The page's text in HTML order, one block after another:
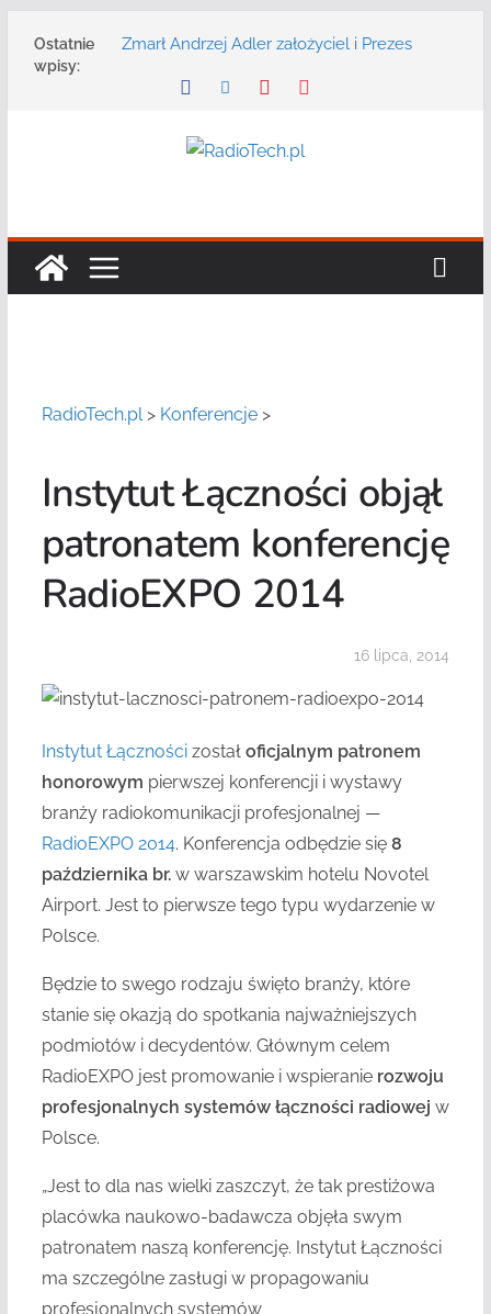
Ostatnie
wpisy:
Zmarł Andrzej Adler założyciel i Prezes
Radmor – największy polski producent
DGT wraz z partnerami zaprasza na
konferencję: „Bezpieczeństwo,
bezpieczeństwa publicznego usługę
RadioTech.pl> Konferencje>
Instytut Łączności objął
patronatem konferencję
RadioEXPO 2014
16 lipca, 2014
Instytut Łącznościzostał oficjalnym patronem
honorowym pierwszej konferencji i wystawy
branży radiokomunikacji profesjonalnej —
RadioEXPO 2014. Konferencja odbędzie się8
października br.w warszawskim hotelu Novotel
Airport. Jest to pierwsze tego typu wydarzenie w
Polsce.
Będzie to swego rodzaju święto branży, które
stanie się okazją do spotkania najważniejszych
podmiotów i decydentów. Głównym celem
RadioEXPO jest promowanie i wspieranierozwoju
profesjonalnych systemów łączności radiowej w
Polsce.
„Jest to dla nas wielki zaszczyt, że tak prestiżowa
placówka naukowo-badawcza objęła swym
patronatem naszą konferencję. Instytut Łączności
ma szczególne zasługi w propagowaniu
profesjonalnych systemów